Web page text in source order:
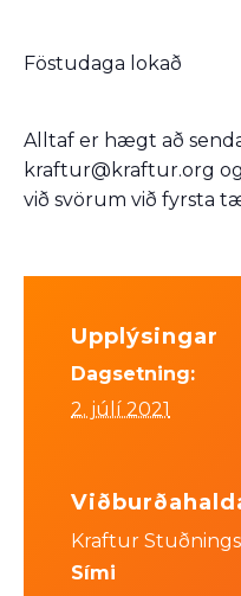
Föstudaga lokað
Alltaf er hægt að
kraftur@kraftur.org
við svörum við fyrsta
Upplýsingar
Dagsetning:
2. júlí 2021
Kraftur
Sími